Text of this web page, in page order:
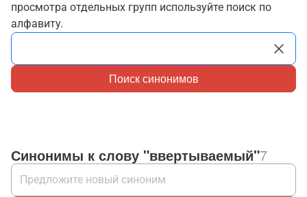
просмотра отдельных групп используйте поиск по
алфавиту.
Поиск синонимов
Синонимы к слову "ввертываемый"7